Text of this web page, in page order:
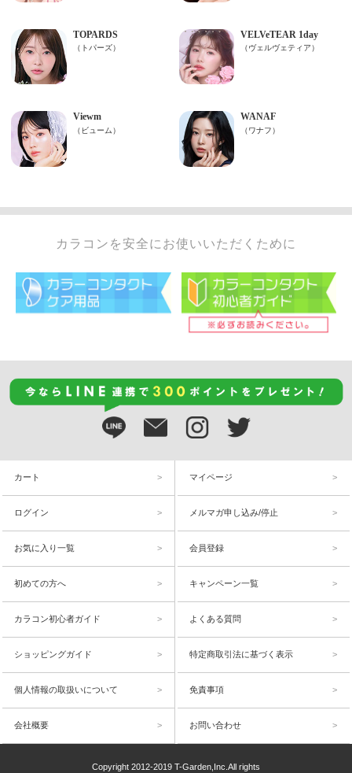
カラコンを安全にお使いいただくために
カート マイページ
ログイン メルマガ申し込み/停止
お気に入り一覧 会員登録
初めての方へ キャンペーン一覧
カラコン初心者ガイド よくある質問
ショッピングガイド 特定商取引法に基づく表示
個人情報の取扱いについて 免責事項
会社概要 お問い合わせ
Copyright 2012-2019 T-Garden,Inc.All rights